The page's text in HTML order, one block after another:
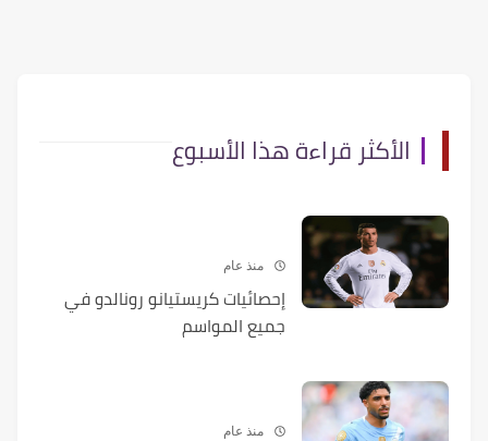
الأكثر قراءة هذا الأسبوع
منذ عام
إحصائيات كريستيانو رونالدو في
جميع المواسم
منذ عام